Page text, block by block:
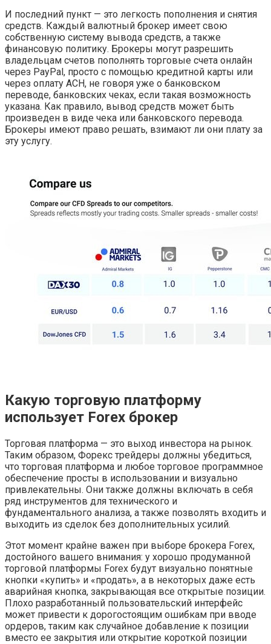
И последний пункт — это легкость пополнения и снятия
средств. Каждый валютный брокер имеет свою
собственную систему вывода средств, а также
финансовую политику. Брокеры могут разрешить
владельцам счетов пополнять торговые счета онлайн
через PayPal, просто с помощью кредитной карты или
через оплату ACH, не говоря уже о банковском
переводе, банковских чеках, если такая возможность
указана. Как правило, вывод средств может быть
произведен в виде чека или банковского перевода.
Брокеры имеют право решать, взимают ли они плату за
эту услугу.
Какую торговую платформу
использует Forex брокер
Торговая платформа — это выход инвестора на рынок.
Таким образом, Форекс трейдеры должны убедиться,
что торговая платформа и любое торговое программное
обеспечение просты в использовании и визуально
привлекательны. Они также должны включать в себя
ряд инструментов для технического и
фундаментального анализа, а также позволять входить и
выходить из сделок без дополнительных усилий.
Этот момент крайне важен при выборе брокера Forex,
достойного вашего внимания: у хорошо продуманной
торговой платформы Forex будут визуально понятные
кнопки «купить» и «продать», а в некоторых даже есть
аварийная кнопка, закрывающая все открытые позиции.
Плохо разработанный пользовательский интерфейс
может привести к дорогостоящим ошибкам при вводе
ордеров, таким как случайное добавление к позиции
вместо ее закрытия или открытие короткой позиции